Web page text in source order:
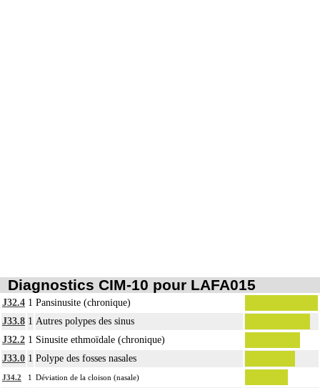
Diagnostics CIM-10 pour LAFA015
J32.4 1 Pansinusite (chronique)
J33.8 1 Autres polypes des sinus
J32.2 1 Sinusite ethmoïdale (chronique)
J33.0 1 Polype des fosses nasales
J34.2 1 Déviation de la cloison (nasale)